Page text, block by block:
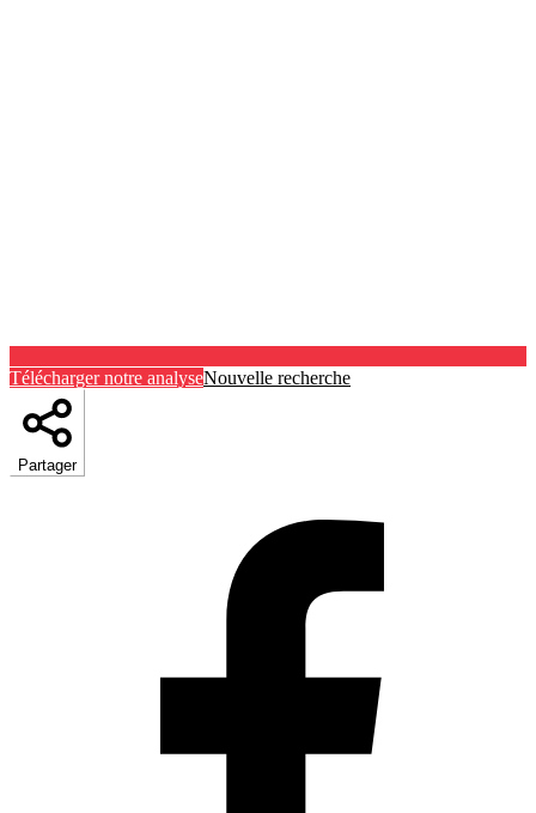
Télécharger notre analyseNouvelle recherche
Partager